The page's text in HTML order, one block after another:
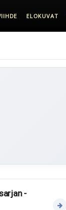
ELOKUVAT
-